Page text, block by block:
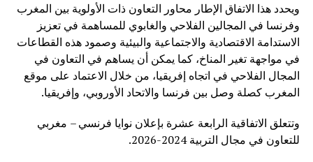
ويحدد هذا الاتفاق الإطار محاور التعاون ذات الأولوية بين المغرب
وفرنسا في المجالين الفلاحي والغابوي للمساهمة في تعزيز
الاستدامة الاقتصادية والاجتماعية والبيئية وصمود هذه القطاعات
في مواجهة تغير المناخ، كما يمكن أن يساهم في التعاون في
المجال الفلاحي في اتجاه إفريقيا، من خلال الاعتماد على موقع
المغرب كصلة وصل بين فرنسا والاتحاد الأوروبي، وإفريقيا.
وتتعلق الاتفاقية الرابعة عشرة بإعلان نوايا فرنسي – مغربي
للتعاون في مجال التربية 2024-2026.